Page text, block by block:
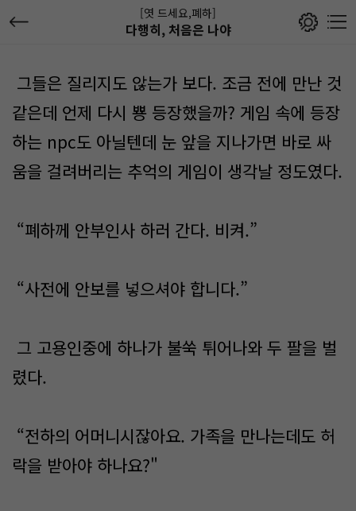
[엿 드세요,폐하]
다행히, 처음은 나야
그들은 질리지도 않는가 보다. 조금 전에 만난 것
같은데 언제 다시 뿅 등장했을까? 게임 속에 등장
하는 npc도 아닐텐데 눈 앞을 지나가면 바로 싸
움을 걸려버리는 추억의 게임이 생각날 정도였다.
“폐하께 안부인사 하러 간다. 비켜.”
“사전에 안보를 넣으셔야 합니다.”
그 고용인중에 하나가 불쑥 튀어나와 두 팔을 벌
렸다.
“전하의 어머니시잖아요. 가족을 만나는데도 허
락을 받아야 하나요?"